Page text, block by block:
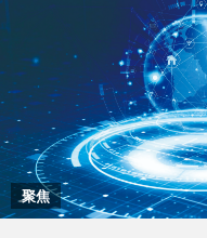
聚焦